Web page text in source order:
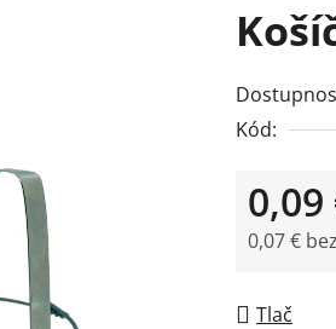
Kód:
0,09
0,07 €
Tlač